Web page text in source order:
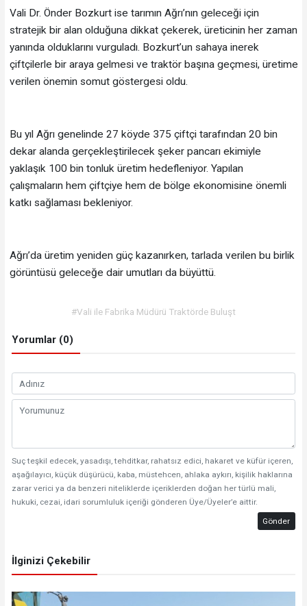
Vali Dr. Önder Bozkurt ise tarımın Ağrı’nın geleceği için
stratejik bir alan olduğuna dikkat çekerek, üreticinin her zaman
yanında olduklarını vurguladı. Bozkurt’un sahaya inerek
çiftçilerle bir araya gelmesi ve traktör başına geçmesi, üretime
verilen önemin somut göstergesi oldu.
Bu yıl Ağrı genelinde 27 köyde 375 çiftçi tarafından 20 bin
dekar alanda gerçekleştirilecek şeker pancarı ekimiyle
yaklaşık 100 bin tonluk üretim hedefleniyor. Yapılan
çalışmaların hem çiftçiye hem de bölge ekonomisine önemli
katkı sağlaması bekleniyor.
Ağrı’da üretim yeniden güç kazanırken, tarlada verilen bu birlik
görüntüsü geleceğe dair umutları da büyüttü.
#Vali ile Fabrika Müdürü Traktörde Buluşt
Yorumlar (0)
Suç teşkil edecek, yasadışı, tehditkar, rahatsız edici, hakaret ve küfür içeren,
aşağılayıcı, küçük düşürücü, kaba, müstehcen, ahlaka aykırı, kişilik haklarına
zarar verici ya da benzeri niteliklerde içeriklerden doğan her türlü mali,
hukuki, cezai, idari sorumluluk içeriği gönderen Üye/Üyeler’e aittir.
Gönder
İlginizi Çekebilir